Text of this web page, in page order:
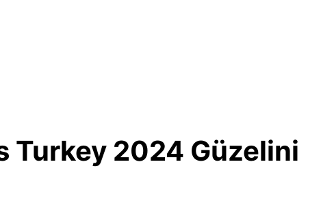
Turkey 2024 Güzelini